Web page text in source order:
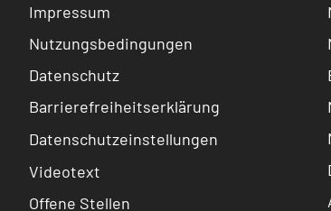
Impressum
Nutzungsbedingungen
Datenschutz
Barrierefreiheitserklärung
Datenschutzeinstellungen
Videotext
Offene Stellen